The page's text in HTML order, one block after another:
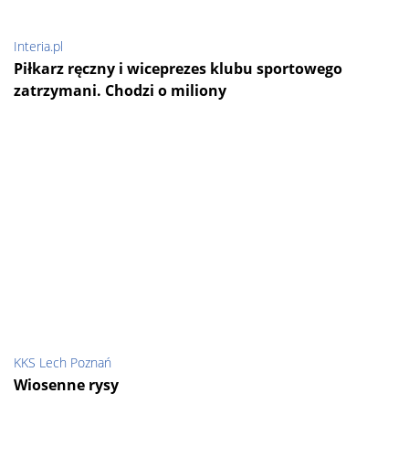
Interia.pl
Piłkarz ręczny i wiceprezes klubu sportowego
zatrzymani. Chodzi o miliony
KKS Lech Poznań
Wiosenne rysy